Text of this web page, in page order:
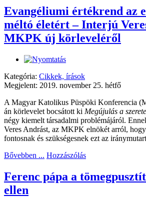
Evangéliumi értékrend az
méltó életért – Interjú
MKPK új körleveléről
Kategória: Cikkek, írások
Megjelent: 2019. november 25. hétfő
A Magyar Katolikus Püspöki Konferencia
án körlevelet bocsátott ki Megújulás a
négy kiemelt társadalmi problémájáról.
Veres Andrást, az MKPK elnökét arról,
fontosnak és szükségesnek ezt az
Bővebben ... Hozzászólás
Ferenc pápa a
ellen